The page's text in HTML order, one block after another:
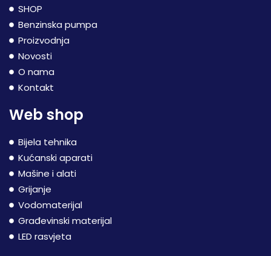
SHOP
Benzinska pumpa
Proizvodnja
Novosti
O nama
Kontakt
Web shop
Bijela tehnika
Kućanski aparati
Mašine i alati
Grijanje
Vodomaterijal
Građevinski materijal
LED rasvjeta